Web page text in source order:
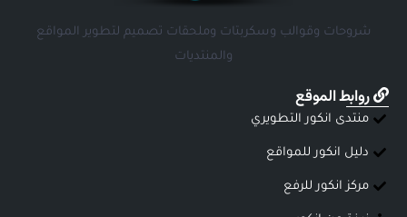
شروحات وقوالب وسكربتات وملحقات تصميم لتطوير المواقع
والمنتديات
روابط الموقع
منتدى انكور التطويري
دليل انكور للمواقع
مركز انكور للرفع